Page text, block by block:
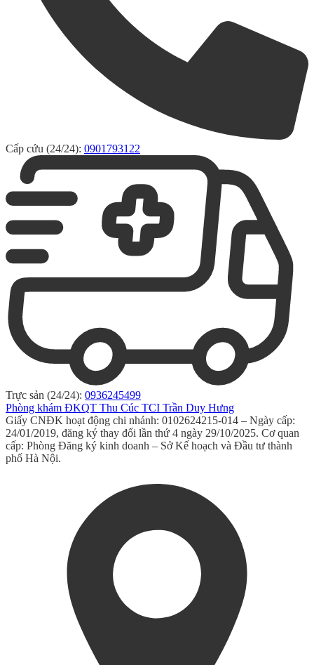
Cấp cứu (24/24): 0901793122
Trực sản (24/24): 0936245499
Phòng khám ĐKQT Thu Cúc TCI Trần Duy Hưng
Giấy CNĐK hoạt động chi nhánh: 0102624215-014 – Ngày cấp:
24/01/2019, đăng ký thay đổi lần thứ 4 ngày 29/10/2025. Cơ quan
cấp: Phòng Đăng ký kinh doanh – Sở Kế hoạch và Đầu tư thành
phố Hà Nội.